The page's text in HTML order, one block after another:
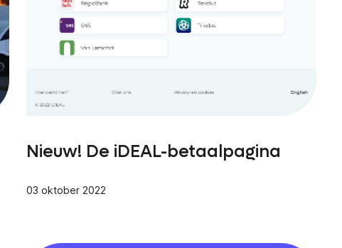
Nieuw! De iDEAL-betaalpagina
03 oktober 2022